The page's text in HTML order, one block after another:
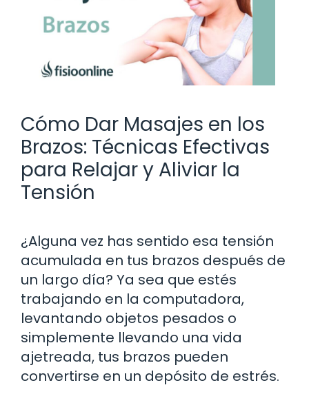
Cómo Dar Masajes en los
Brazos: Técnicas Efectivas
para Relajar y Aliviar la
Tensión
¿Alguna vez has sentido esa tensión
acumulada en tus brazos después de
un largo día? Ya sea que estés
trabajando en la computadora,
levantando objetos pesados o
simplemente llevando una vida
ajetreada, tus brazos pueden
convertirse en un depósito de estrés.